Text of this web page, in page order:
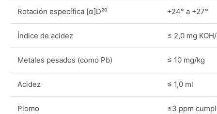
Rotación específica [α]D²⁰ +24° a +27°
Índice de acidez ≤ 2,0 mg
Metales pesados (como Pb) ≤ 10 mg/kg
Acidez ≤ 1,0 ml
Plomo ≤3 ppm